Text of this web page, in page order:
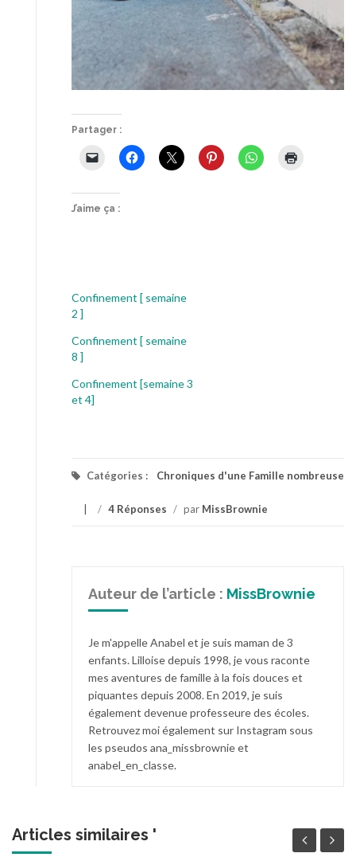
Partager :
J’aime ça :
Confinement [ semaine
2 ]
Confinement [ semaine
8 ]
Confinement [semaine 3
et 4]
Catégories : Chroniques d'une Famille nombreuse
/ 4 Réponses / par MissBrownie
Auteur de l’article : MissBrownie
Je m'appelle Anabel et je suis maman de 3
enfants. Lilloise depuis 1998, je vous raconte
mes aventures de famille à la fois douces et
piquantes depuis 2008. En 2019, je suis
également devenue professeure des écoles.
Retrouvez moi également sur Instagram sous
les pseudos ana_missbrownie et
anabel_en_classe.
Articles similaires '